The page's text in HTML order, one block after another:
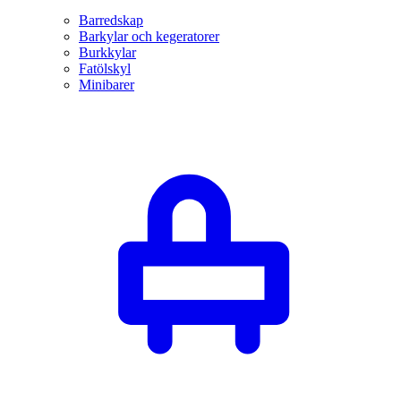
Barredskap
Barkylar och kegeratorer
Burkkylar
Fatölskyl
Minibarer